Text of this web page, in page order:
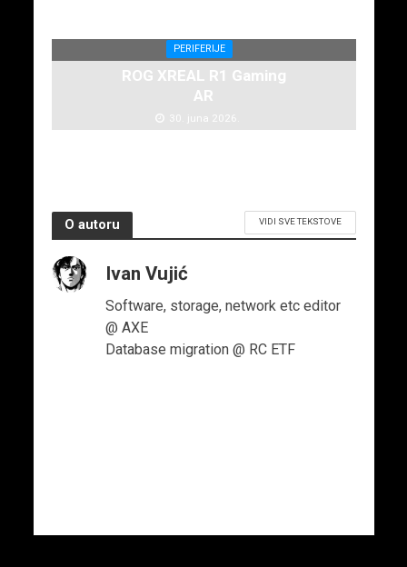
PERIFERIJE
ROG XREAL R1 Gaming
AR
30. juna 2026.
O autoru VIDI SVE TEKSTOVE
Ivan Vujić
Software, storage, network etc editor
@ AXE
Database migration @ RC ETF